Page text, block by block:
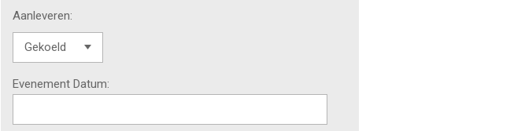
Aanleveren:
Evenement Datum: